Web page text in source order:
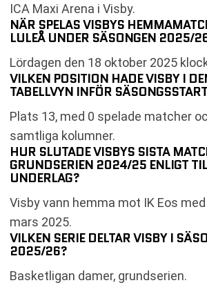
ICA Maxi Arena i Visby.
NÄR SPELAS VISBYS
LULEÅ UNDER SÄSONGEN 2025/
Lördagen den 18 oktober 2025
VILKEN POSITION HADE VISBY I
TABELLVYN INFÖR
Plats 13, med 0 spelade matcher
samtliga kolumner.
HUR SLUTADE VISBYS SISTA
GRUNDSERIEN 2024/25 ENLIGT
UNDERLAG?
Visby vann hemma mot IK Eos
mars 2025.
VILKEN SERIE DELTAR VISBY I
2025/26?
Basketligan damer, grundserien.